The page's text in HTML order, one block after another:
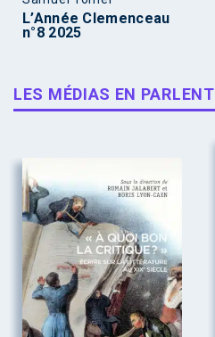
L’Année Clemenceau
n°8 2025
LES MÉDIAS EN PARLENT